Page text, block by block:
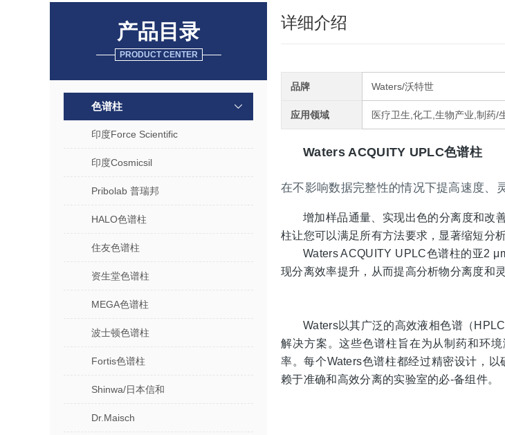
产品目录
PRODUCT CENTER
色谱柱
印度Force Scientific
印度Cosmicsil
Pribolab 普瑞邦
HALO色谱柱
住友色谱柱
资生堂色谱柱
MEGA色谱柱
波士顿色谱柱
Fortis色谱柱
Shinwa/日本信和
Dr.Maisch
详细介绍
品牌 Waters/沃特世
应用领域 医疗卫生,化工,生物产业,制药/
Waters ACQUITY UPLC色谱柱
在不影响数据完整性的情况下提高速度、
增加样品通量、实现出色的分离度和改
柱让您可以满足所有方法要求，显著缩短分
Waters ACQUITY UPLC色谱柱的亚2
现分离效率提升，从而提高分析物分离度和
Waters以其广泛的高效液相色谱（
解决方案。这些色谱柱旨在为从制药和环
率。每个Waters色谱柱都经过精密设计，
赖于准确和高效分离的实验室的必-备组件。